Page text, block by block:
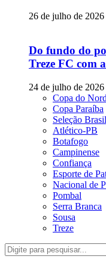
26 de julho de 2026
Do fundo do
Treze FC com
24 de julho de 2026
Copa do
Copa Paraíba
Seleção
Atlético-PB
Botafogo
Campinense
Confiança
Esporte de
Nacional de
Pombal
Serra Branca
Sousa
Treze